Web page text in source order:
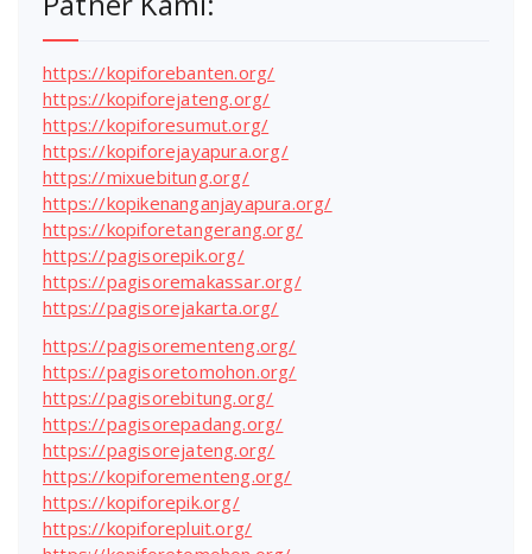
https://kopiforebanten.org/
https://kopiforejateng.org/
https://kopiforesumut.org/
https://kopiforejayapura.org/
https://mixuebitung.org/
https://kopikenanganjayapura.org/
https://kopiforetangerang.org/
https://pagisorepik.org/
https://pagisoremakassar.org/
https://pagisorejakarta.org/
https://pagisorementeng.org/
https://pagisoretomohon.org/
https://pagisorebitung.org/
https://pagisorepadang.org/
https://pagisorejateng.org/
https://kopiforementeng.org/
https://kopiforepik.org/
https://kopiforepluit.org/